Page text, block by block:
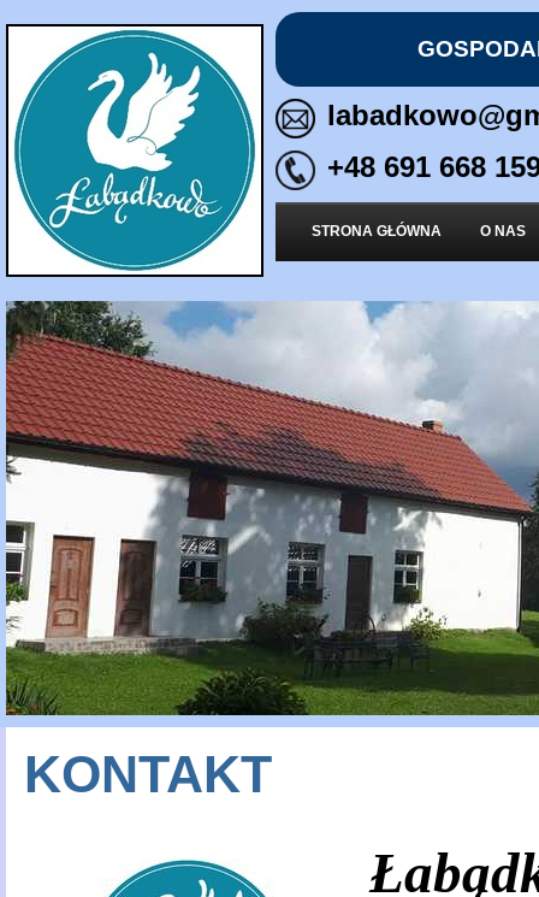
+48 691 668
STRONA GŁÓWNA O NAS
KONTAKT